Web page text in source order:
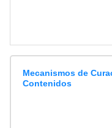
Mecanismos de
Contenidos